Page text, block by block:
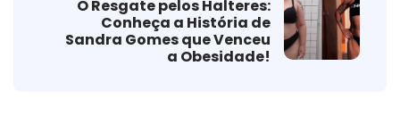
O Resgate pelos Halteres:
Conheça a História de
Sandra Gomes que Venceu
a Obesidade!